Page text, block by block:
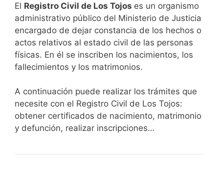
El Registro Civil de Los Tojos es un organismo
administrativo público del Ministerio de Justicia
encargado de dejar constancia de los hechos o
actos relativos al estado civil de las personas
físicas. En él se inscriben los nacimientos, los
fallecimientos y los matrimonios.
A continuación puede realizar los trámites que
necesite con el Registro Civil de Los Tojos:
obtener certificados de nacimiento, matrimonio
y defunción, realizar inscripciones…